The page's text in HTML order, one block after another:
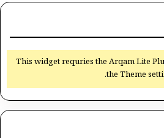
This widget requries the Arqam Lite
the Theme